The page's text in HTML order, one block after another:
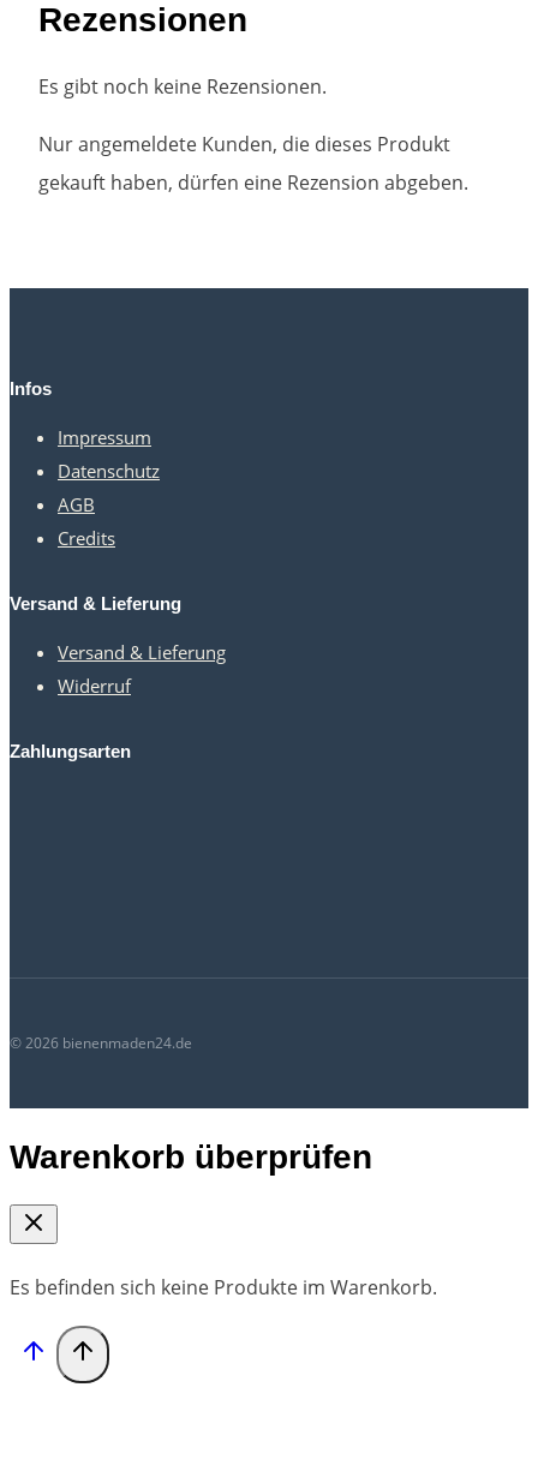
Rezensionen
Es gibt noch keine Rezensionen.
Nur angemeldete Kunden, die dieses Produkt
gekauft haben, dürfen eine Rezension abgeben.
Infos
Impressum
Datenschutz
AGB
Credits
Versand & Lieferung
Versand & Lieferung
Widerruf
Zahlungsarten
© 2026 bienenmaden24.de
Warenkorb überprüfen
Es befinden sich keine Produkte im Warenkorb.